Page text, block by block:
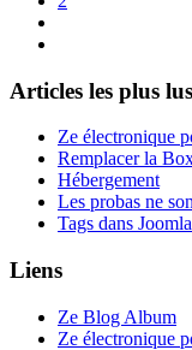
Articles les plus lus
Ze électronique
Remplacer la
Hébergement
Les probas ne
Tags dans
Liens
Ze Blog Album
Ze électronique